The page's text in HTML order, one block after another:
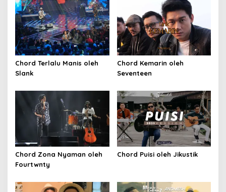
Chord Terlalu Manis oleh
Slank
Chord Kemarin oleh
Seventeen
Chord Zona Nyaman oleh
Fourtwnty
Chord Puisi oleh Jikustik